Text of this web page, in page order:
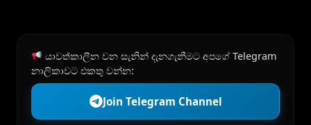
යාවත්කාලීන වන සැනින් දැනගැනීමට අපගේ Telegram
නාලිකාවට එකතු වන්න:
Join Telegram Channel